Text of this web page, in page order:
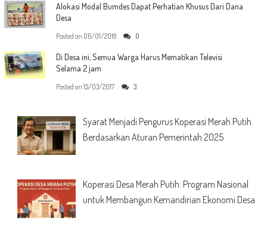
Alokasi Modal Bumdes Dapat Perhatian Khusus Dari Dana
Desa
Posted on 06/01/2018 0
Di Desa ini, Semua Warga Harus Mematikan Televisi
Selama 2 jam
Posted on 15/03/2017 3
Syarat Menjadi Pengurus Koperasi Merah Putih
Berdasarkan Aturan Pemerintah 2025
Koperasi Desa Merah Putih: Program Nasional
untuk Membangun Kemandirian Ekonomi Desa